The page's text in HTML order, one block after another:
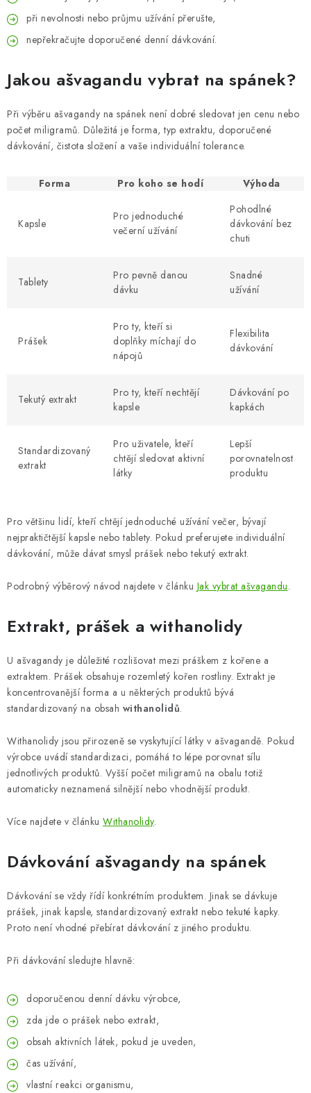
při nevolnosti nebo průjmu užívání přerušte,
nepřekračujte doporučené denní dávkování.
Jakou ašvagandu vybrat na spánek?
Při výběru ašvagandy na spánek není dobré sledovat jen cenu nebo
počet miligramů. Důležitá je forma, typ extraktu, doporučené
dávkování, čistota složení a vaše individuální tolerance.
Forma Pro koho se hodí Výhoda
Kapsle
Pro jednoduché
večerní užívání
Pohodlné
dávkování bez
chuti
Tablety
Pro pevně danou
dávku
Snadné
užívání
Prášek
Pro ty, kteří si
doplňky míchají do
nápojů
Flexibilita
dávkování
Tekutý extrakt
Pro ty, kteří nechtějí
kapsle
Dávkování po
kapkách
Standardizovaný
extrakt
Pro uživatele, kteří
chtějí sledovat aktivní
látky
Lepší
porovnatelnost
produktu
Pro většinu lidí, kteří chtějí jednoduché užívání večer, bývají
nejpraktičtější kapsle nebo tablety. Pokud preferujete individuální
dávkování, může dávat smysl prášek nebo tekutý extrakt.
Podrobný výběrový návod najdete v článku Jak vybrat ašvagandu.
Extrakt, prášek a withanolidy
U ašvagandy je důležité rozlišovat mezi práškem z kořene a
extraktem. Prášek obsahuje rozemletý kořen rostliny. Extrakt je
koncentrovanější forma a u některých produktů bývá
standardizovaný na obsah withanolidů.
Withanolidy jsou přirozeně se vyskytující látky v ašvagandě. Pokud
výrobce uvádí standardizaci, pomáhá to lépe porovnat sílu
jednotlivých produktů. Vyšší počet miligramů na obalu totiž
automaticky neznamená silnější nebo vhodnější produkt.
Více najdete v článku Withanolidy.
Dávkování ašvagandy na spánek
Dávkování se vždy řídí konkrétním produktem. Jinak se dávkuje
prášek, jinak kapsle, standardizovaný extrakt nebo tekuté kapky.
Proto není vhodné přebírat dávkování z jiného produktu.
Při dávkování sledujte hlavně:
doporučenou denní dávku výrobce,
zda jde o prášek nebo extrakt,
obsah aktivních látek, pokud je uveden,
čas užívání,
vlastní reakci organismu,